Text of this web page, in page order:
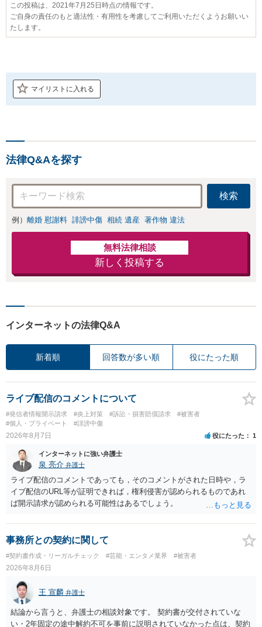
この投稿は、2021年7月25日時点の情報です。
ご自身の責任のもと適法性・有用性を考慮してご利用いただくようお願いい
たします。
マイリストに入れる
法律Q&Aを探す
検索
例） 離婚 慰謝料 誹謗中傷 相続 遺産 著作物 違法
無料法律相談
新しく投稿する
インターネットの法律Q&A
新着順 回答数が多い順 役にたった順
ライブ配信のコメントについて
#発信者情報開示請求 #炎上対策 #訴訟・損害賠償請求
#被害者
#個人・プライベート
#誹謗中傷
2026年8月7日 役にたった 1
インターネットに強い弁護士
泉 亮介 弁護士
ライブ配信のコメントであっても，そのコメントがされた日時や，ラ
イブ配信のURL等が証明できれば，権利侵害が認められるものであれ
ば開示請求が認められる可能性はあるでしょう。
事務所との契約に関して
#契約書作成・リーガルチェック #芸能・エンタメ業界 #被害者
2026年8月6日
王 宣麟 弁護士
結論から言うと、弁護士の相談対象です。 契約書が交付されていな
い・2年固定の途中解約不可を事前に説明されていなかった点は、契約